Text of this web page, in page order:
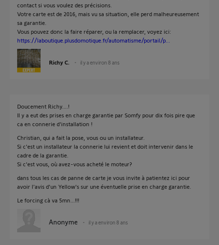
contact si vous voulez des précisions.
Votre carte est de 2016, mais vu sa situation, elle perd malheureusement
sa garantie.
Vous pouvez donc la faire réparer, ou la remplacer, voyez ici:
https://laboutique.plusdomotique.fr/automatisme/portail/p...
Richy C. il y a environ 8 ans
Doucement Richy....!
Il y a eut des prises en charge garantie par Somfy pour dix fois pire que
ca en connerie d'installation !
Christian, qui a fait la pose, vous ou un installateur.
Si c'est un installateur la connerie lui revient et doit intervenir dans le
cadre de la garantie.
Si c'est vous, où avez-vous acheté le moteur?
dans tous les cas de panne de carte je vous invite à patientez ici pour
avoir l'avis d'un Yellow's sur une éventuelle prise en charge garantie.
Le forcing cà va 5mn...!!!
Anonyme il y a environ 8 ans